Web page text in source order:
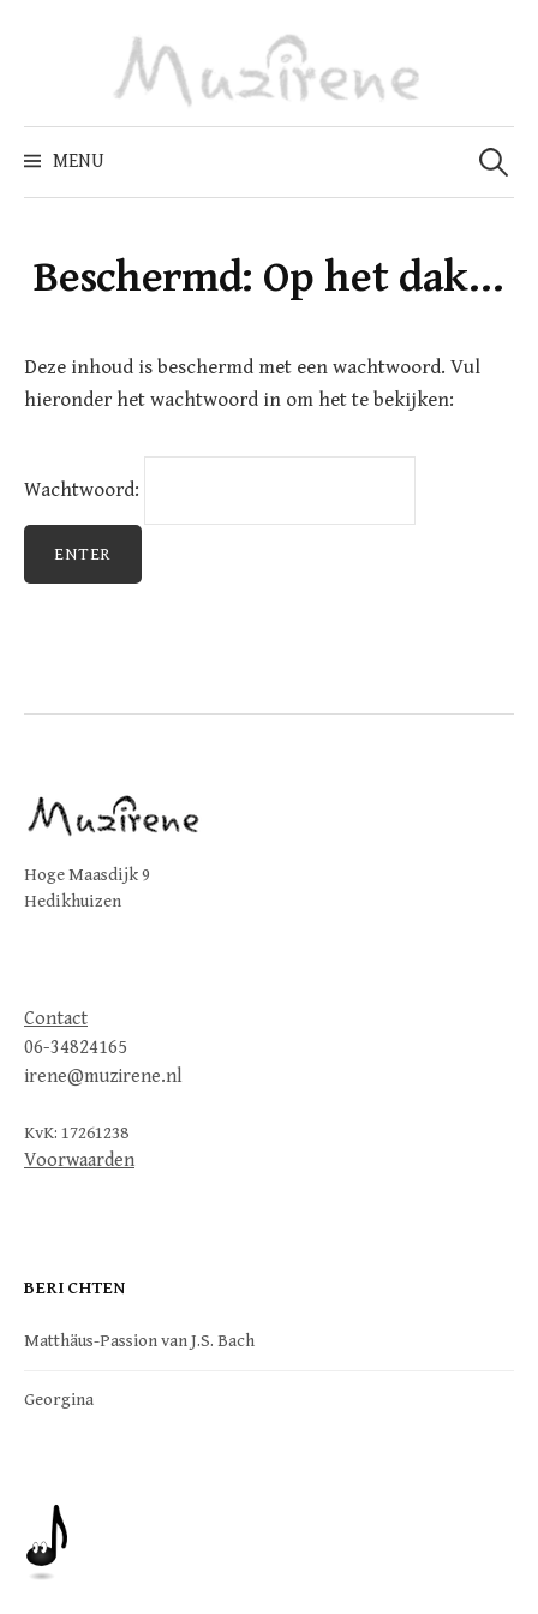
MENU
Zoeken
naar:
Beschermd: Op het dak…
Deze inhoud is beschermd met een wachtwoord. Vul
hieronder het wachtwoord in om het te bekijken:
Wachtwoord:
Hoge Maasdijk 9
Hedikhuizen
Contact
06-34824165
irene@muzirene.nl
KvK: 17261238
Voorwaarden
BERICHTEN
Matthäus-Passion van J.S. Bach
Georgina